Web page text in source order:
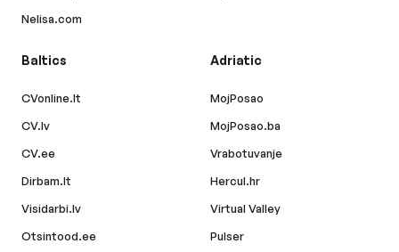
Nelisa.com
Baltics
CVonline.lt
CV.lv
CV.ee
Dirbam.lt
Visidarbi.lv
Otsintood.ee
Adriatic
MojPosao
MojPosao.ba
Vrabotuvanje
Hercul.hr
Virtual Valley
Pulser